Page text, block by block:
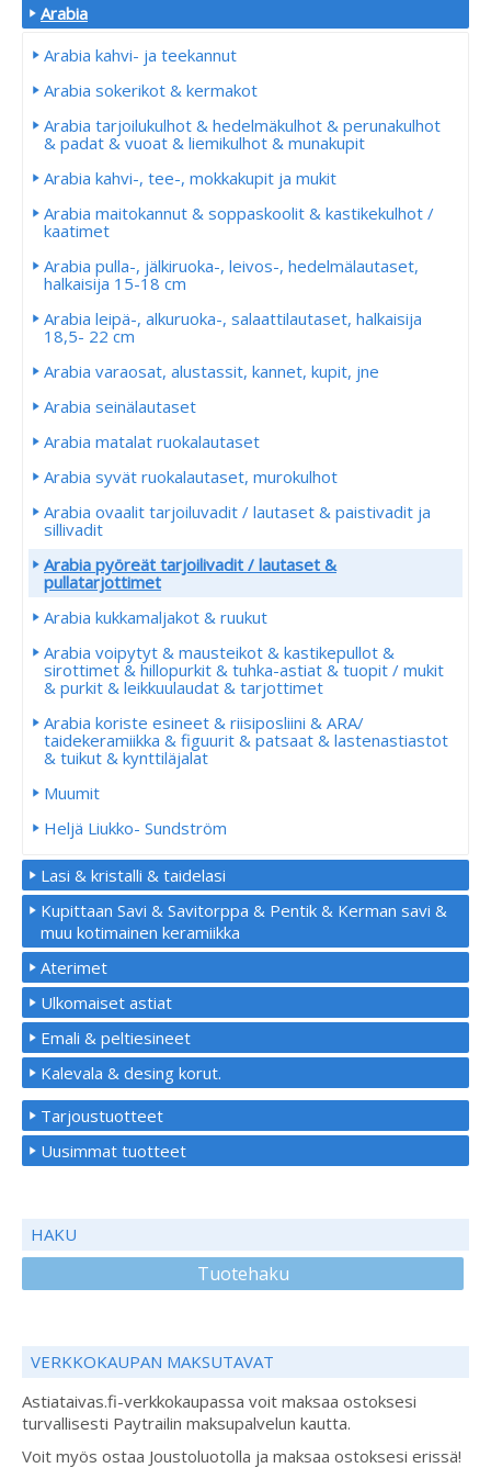
Arabia
Arabia kahvi- ja teekannut
Arabia sokerikot & kermakot
Arabia tarjoilukulhot & hedelmäkulhot & perunakulhot
& padat & vuoat & liemikulhot & munakupit
Arabia kahvi-, tee-, mokkakupit ja mukit
Arabia maitokannut & soppaskoolit & kastikekulhot /
kaatimet
Arabia pulla-, jälkiruoka-, leivos-, hedelmälautaset,
halkaisija 15-18 cm
Arabia leipä-, alkuruoka-, salaattilautaset, halkaisija
18,5- 22 cm
Arabia varaosat, alustassit, kannet, kupit, jne
Arabia seinälautaset
Arabia matalat ruokalautaset
Arabia syvät ruokalautaset, murokulhot
Arabia ovaalit tarjoiluvadit / lautaset & paistivadit ja
sillivadit
Arabia pyöreät tarjoilivadit / lautaset &
pullatarjottimet
Arabia kukkamaljakot & ruukut
Arabia voipytyt & mausteikot & kastikepullot &
sirottimet & hillopurkit & tuhka-astiat & tuopit / mukit
& purkit & leikkuulaudat & tarjottimet
Arabia koriste esineet & riisiposliini & ARA/
taidekeramiikka & figuurit & patsaat & lastenastiastot
& tuikut & kynttiläjalat
Muumit
Heljä Liukko- Sundström
Lasi & kristalli & taidelasi
Kupittaan Savi & Savitorppa & Pentik & Kerman savi &
muu kotimainen keramiikka
Aterimet
Ulkomaiset astiat
Emali & peltiesineet
Kalevala & desing korut.
Tarjoustuotteet
Uusimmat tuotteet
HAKU
Tuotehaku
VERKKOKAUPAN MAKSUTAVAT
Astiataivas.fi-verkkokaupassa voit maksaa ostoksesi
turvallisesti Paytrailin maksupalvelun kautta.
Voit myös ostaa Joustoluotolla ja maksaa ostoksesi erissä!